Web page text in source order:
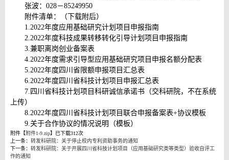
张波：028－85249950
附件清单：（下载附后）
1.2022年度应用基础研究计划项目申报指南
2.2022年度科技成果转移转化引导计划项目申报指南
3.兼职离岗创业备案表
4.2022年度需求引导型应用基础研究项目申报名额分配表
5.2022年度四川省限额申报项目汇总表
6.2022年度四川省科技计划项目申报汇总表
7.四川省科技计划项目科研诚信承诺书（交科研院，不在系统
上传）
8.2022年度四川省科技计划项目联合申报备案表+协议模板
9.关于合作协议的情况说明（模板）
附件【 附件1-9.zip】已下载312次
上一条： 转发科研院：关于停止校内专利资助事务的通知
下一条： 转发科研院：关于开展四川省科技计划项目（应用基础研究类等类型）验收自评工
作的通知